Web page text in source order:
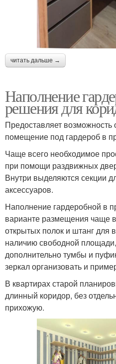
читать дальше →
Наполнение
решения для
Предоставляет возможность
помещение под гардероб в
Чаще всего необходимое
при помощи раздвижных
Внутри выделяются секции
аксессуаров.
Наполнение гардеробной в
варианте размещения чаще
открытых полок и штанг для
наличию свободной
дополнительно тумбы и
зеркал организовать и
В квартирах старой
длинный коридор, без
прихожую.